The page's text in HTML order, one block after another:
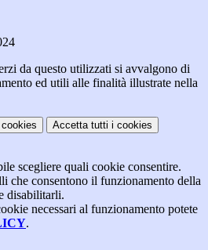
da questo utilizzati si avvalgono di
ed utili alle finalità illustrate nella
Accetta tutti i cookies
scegliere quali cookie consentire.
che consentono il funzionamento della
disabilitarli.
necessari al funzionamento potete
.